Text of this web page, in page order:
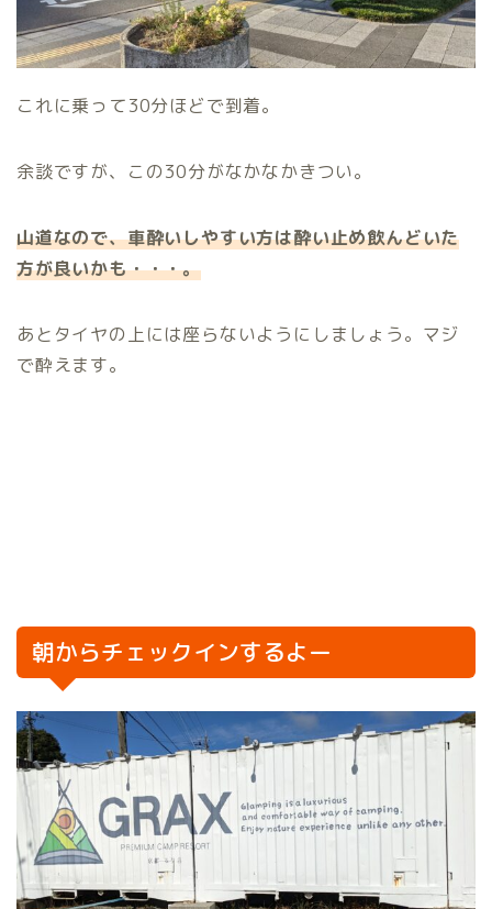
これに乗って30分ほどで到着。
余談ですが、この30分がなかなかきつい。
山道なので、車酔いしやすい方は酔い止め飲んどいた
方が良いかも・・・。
あとタイヤの上には座らないようにしましょう。マジ
で酔えます。
朝からチェックインするよー